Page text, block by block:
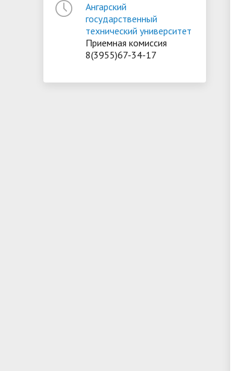
Ангарский
государственный
технический университет
Приемная комиссия
8(3955)67-34-17